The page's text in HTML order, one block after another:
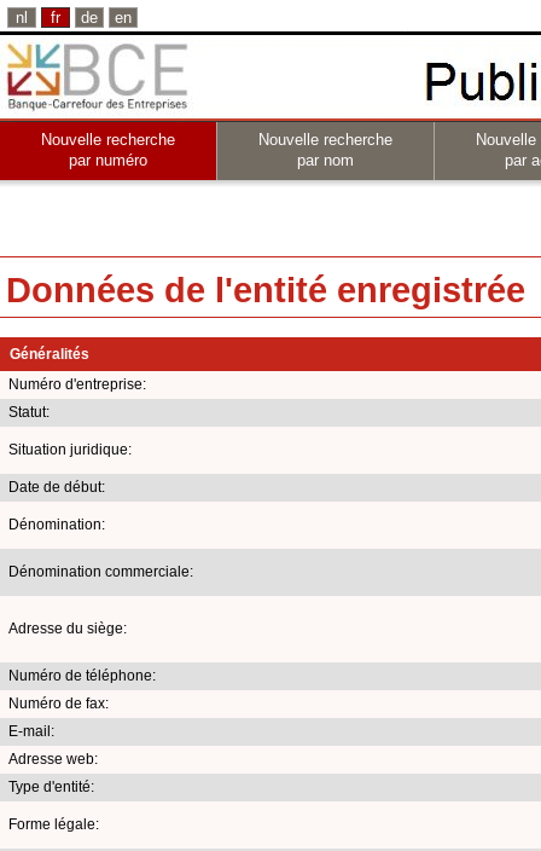
nl fr de en
Nouvelle recherche
par numéro
Nouvelle recherche
par nom
par
Données de l'entité enregistrée
Généralités
Numéro d'entreprise:
Statut:
Situation juridique:
Date de début:
Dénomination:
Dénomination commerciale:
Adresse du siège:
Numéro de téléphone:
Numéro de fax:
E-mail:
Adresse web:
Type d'entité:
Forme légale: